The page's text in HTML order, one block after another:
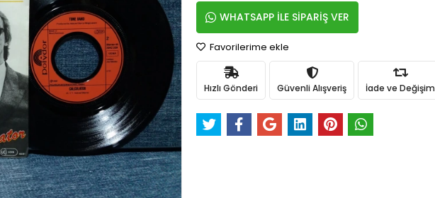
WHATSAPP İLE SİPARİŞ VER
Favorilerime ekle
Hızlı Gönderi Güvenli Alışveriş İade ve Değişim